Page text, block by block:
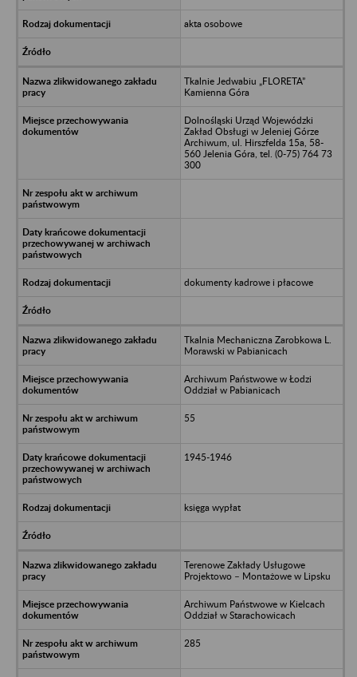
akta osobowe
Tkalnie Jedwabiu „FLORETA”
Kamienna Góra
Dolnośląski Urząd Wojewódzki
Zakład Obsługi w Jeleniej Górze
Archiwum, ul. Hirszfelda 15a, 58-
560 Jelenia Góra, tel. (0-75) 764 73
300
dokumenty kadrowe i płacowe
Tkalnia Mechaniczna Zarobkowa L.
Morawski w Pabianicach
Archiwum Państwowe w Łodzi
Oddział w Pabianicach
55
1945-1946
księga wypłat
Terenowe Zakłady Usługowe
Projektowo – Montażowe w Lipsku
Archiwum Państwowe w Kielcach
Oddział w Starachowicach
285